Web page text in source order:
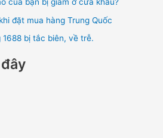
của bạn bị giam ở cửa khẩu?
đặt mua hàng Trung Quốc
bị tắc biên, về trễ.